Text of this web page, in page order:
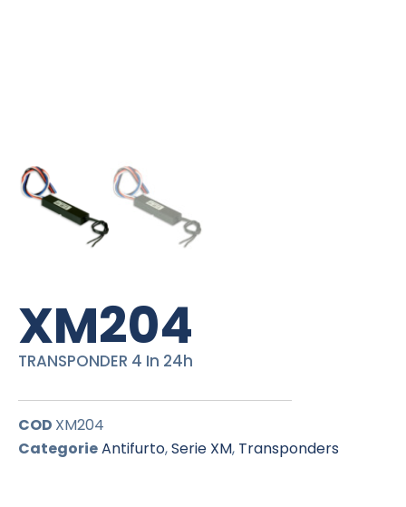
XM204
TRANSPONDER 4 In 24h
COD XM204
CategorieAntifurto,Serie XM, Transponders